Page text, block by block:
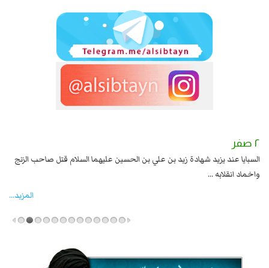
٢ صفر
السبايا عند يزيد شهادة زيد بن علي بن الحسين عليهما السلام قتل صاحب الزنج
واخماد انقلابه ...
المزید...